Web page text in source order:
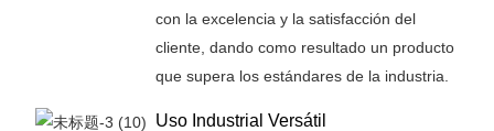
con la excelencia y la satisfacción del
cliente, dando como resultado un producto
que supera los estándares de la industria.
Uso Industrial Versátil